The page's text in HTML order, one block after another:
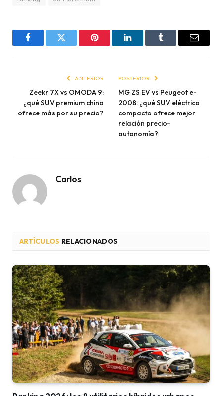
FacebookTwitter Pinterest LinkedInTumblr Email
ANTERIOR
Zeekr 7X vs OMODA 9:
¿qué SUV premium chino
ofrece más por su precio?
POSTERIOR
MG ZS EV vs Peugeot e-
2008: ¿qué SUV eléctrico
compacto ofrece mejor
relación precio-
autonomía?
Carlos
ARTÍCULOS RELACIONADOS